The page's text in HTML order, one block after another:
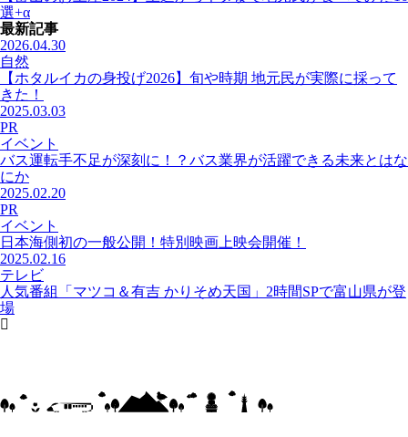
選+α
最新記事
2026.04.30
自然
【ホタルイカの身投げ2026】旬や時期 地元民が実際に採って
きた！
2025.03.03
PR
イベント
バス運転手不足が深刻に！？バス業界が活躍できる未来とはな
にか
2025.02.20
PR
イベント
日本海側初の一般公開！特別映画上映会開催！
2025.02.16
テレビ
人気番組「マツコ＆有吉 かりそめ天国」2時間SPで富山県が登
場